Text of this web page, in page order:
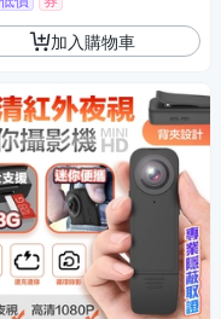
加入購物車